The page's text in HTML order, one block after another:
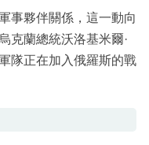
事夥伴關係，這一動向
克蘭總統沃洛基米爾·
隊正在加入俄羅斯的戰